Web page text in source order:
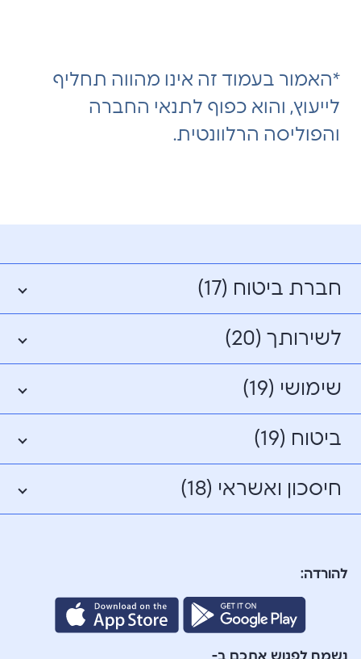
*האמור בעמוד זה אינו מהווה תחליף
לייעוץ, והוא כפוף לתנאי החברה
והפוליסה הרלוונטית.
חברת ביטוח (17)
לשירותך (20)
שימושי (19)
ביטוח (19)
חיסכון ואשראי (18)
להורדה:
נשמח לפגוש אתכם ב-